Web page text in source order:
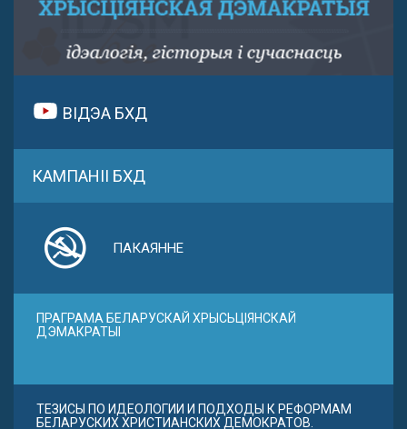
ВІДЭА БХД
КАМПАНІІ БХД
ПАКАЯННЕ
ПРАГРАМА БЕЛАРУСКАЙ ХРЫСЬЦІЯНСКАЙ
ДЭМАКРАТЫІ
ТЕЗИСЫ ПО ИДЕОЛОГИИ И ПОДХОДЫ К РЕФОРМАМ
БЕЛАРУСКИХ ХРИСТИАНСКИХ ДЕМОКРАТОВ.